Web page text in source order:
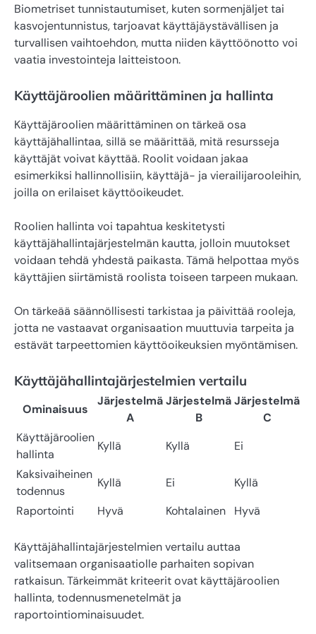
Biometriset tunnistautumiset, kuten sormenjäljet tai
kasvojentunnistus, tarjoavat käyttäjäystävällisen ja
turvallisen vaihtoehdon, mutta niiden käyttöönotto voi
vaatia investointeja laitteistoon.
Käyttäjäroolien määrittäminen ja hallinta
Käyttäjäroolien määrittäminen on tärkeä osa
käyttäjähallintaa, sillä se määrittää, mitä resursseja
käyttäjät voivat käyttää. Roolit voidaan jakaa
esimerkiksi hallinnollisiin, käyttäjä- ja vierailijarooleihin,
joilla on erilaiset käyttöoikeudet.
Roolien hallinta voi tapahtua keskitetysti
käyttäjähallintajärjestelmän kautta, jolloin muutokset
voidaan tehdä yhdestä paikasta. Tämä helpottaa myös
käyttäjien siirtämistä roolista toiseen tarpeen mukaan.
On tärkeää säännöllisesti tarkistaa ja päivittää rooleja,
jotta ne vastaavat organisaation muuttuvia tarpeita ja
estävät tarpeettomien käyttöoikeuksien myöntämisen.
Käyttäjähallintajärjestelmien vertailu
Ominaisuus
Järjestelmä
A
Järjestelmä
B
Järjestelmä
C
Käyttäjäroolien
hallinta
Kyllä Kyllä
Ei
Kaksivaiheinen
todennus
Kyllä Ei
Kyllä
Raportointi
Hyvä Kohtalainen Hyvä
Käyttäjähallintajärjestelmien vertailu auttaa
valitsemaan organisaatiolle parhaiten sopivan
ratkaisun. Tärkeimmät kriteerit ovat käyttäjäroolien
hallinta, todennusmenetelmät ja
raportointiominaisuudet.